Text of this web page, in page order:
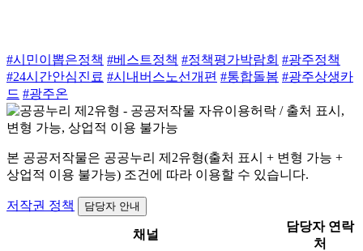
#시민이뽑은정책 #베스트정책 #정책평가박람회 #광주정책
#24시간안심진료 #시내버스노선개편 #통합돌봄 #광주상생카
드 #광주온
본 공공저작물은 공공누리 제2유형(출처 표시 + 변형 가능 +
상업적 이용 불가능) 조건에 따라 이용할 수 있습니다.
저작권 정책 담당자 안내
채널
담당자 연락
처